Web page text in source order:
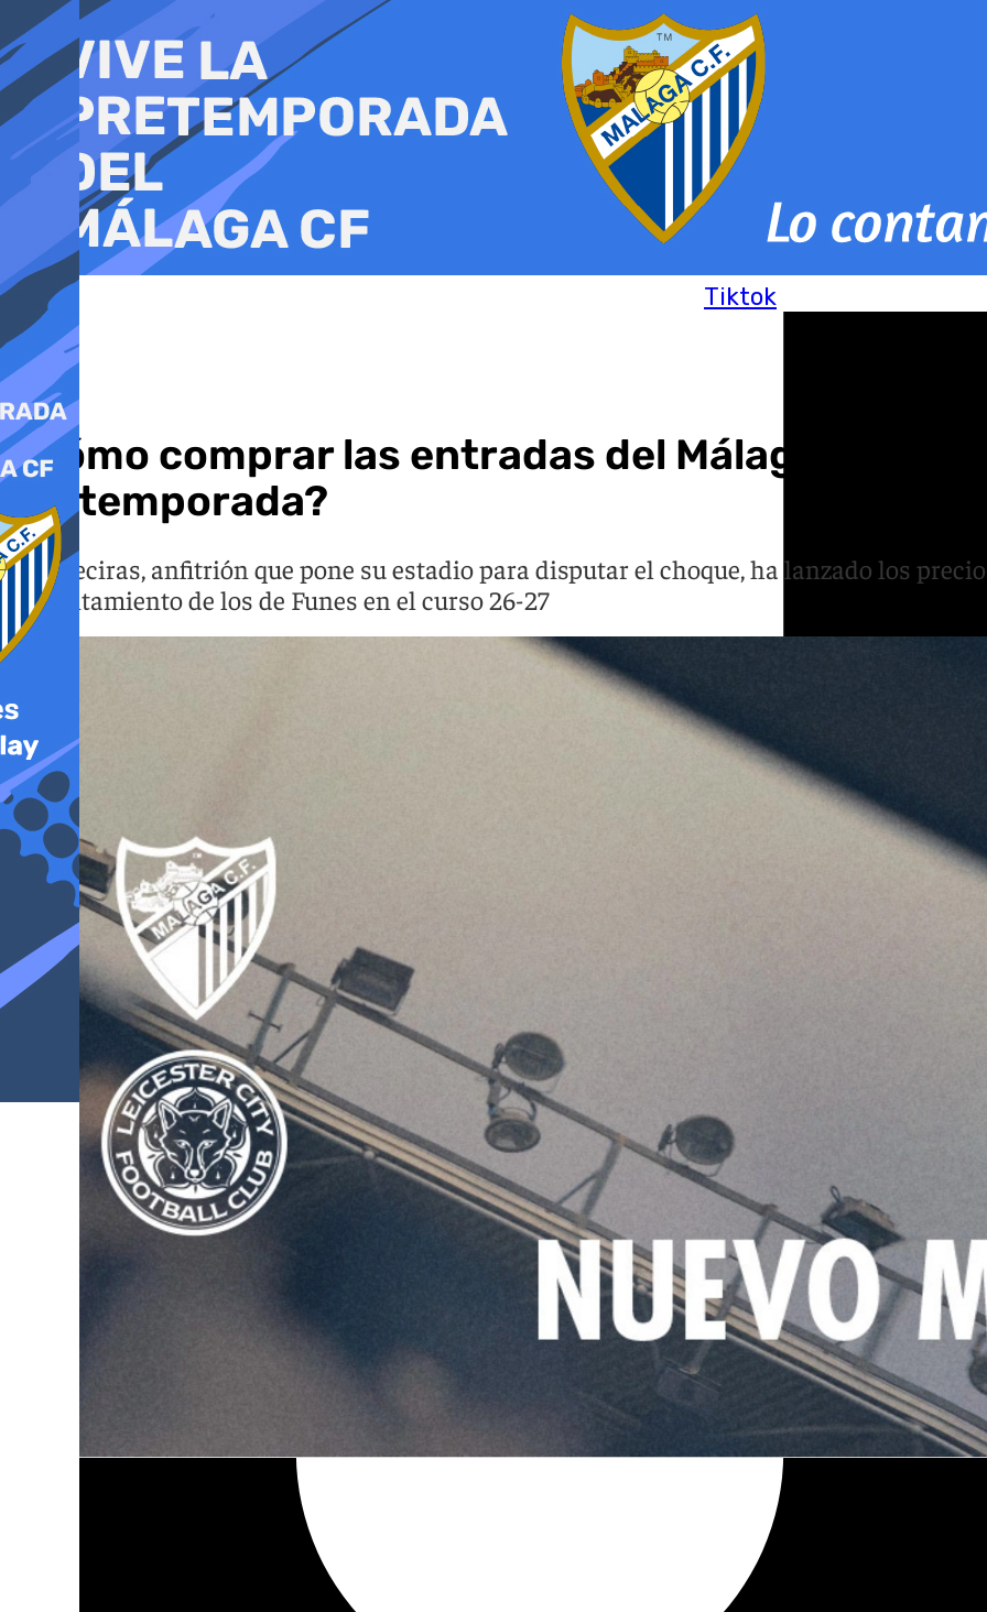
al
contenido
Tiktok
¿Cómo comprar las entradas del Málaga-
pretemporada?
El Algeciras, anfitrión que pone su estadio para disputar el choque, ha lanzado los
enfrentamiento de los de Funes en el curso 26-27